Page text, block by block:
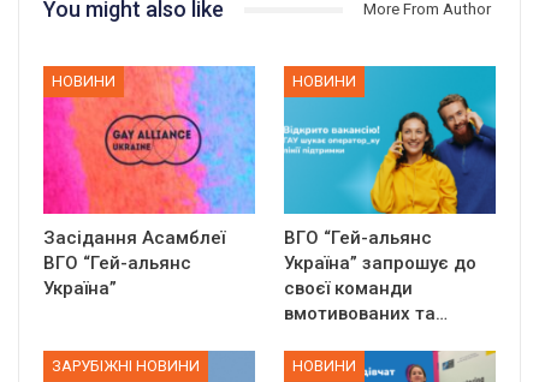
You might also like More From Author
НОВИНИ
Засідання Асамблеї
ВГО “Гей-альянс
Україна”
НОВИНИ
ВГО “Гей-альянс
Україна” запрошує до
своєї команди
вмотивованих та…
ЗАРУБІЖНІ НОВИНИ НОВИНИ